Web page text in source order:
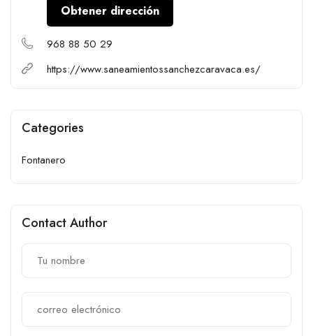
Obtener dirección
968 88 50 29
https://www.saneamientossanchezcaravaca.es/
Categories
Fontanero
Contact Author